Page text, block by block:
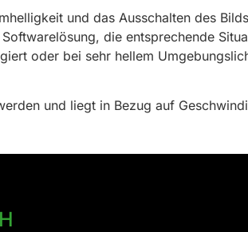
und das Ausschalten des
die entsprechende
oder bei sehr hellem
und liegt in Bezug auf